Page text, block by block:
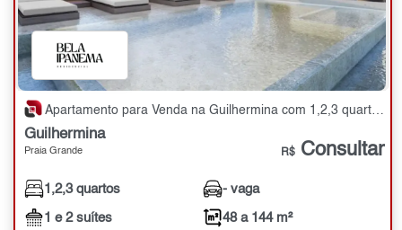
Apartamento para Venda na Guilhermina com 1,2,3 quartos - 48 a 144 m²
Guilhermina
Praia Grande R$ Consultar
1,2,3 quartos
1 e 2 suítes
- vaga
48 a 144 m²